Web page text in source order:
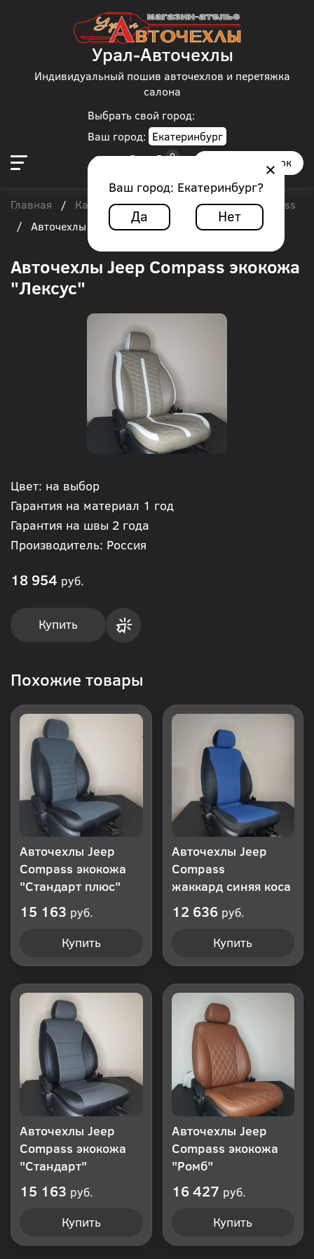
Выбрать свой город:
Ваш город: Екатеринбург
Ваш город: Екатеринбург?
Да Нет
Урал-Авточехлы
Индивидуальный пошив авточехлов и перетяжка
салона
Заказать звонок
Главная / Каталог чехлов / Jeep / Jeep Compass
/
Авточехлы Jeep Compass экокожа "Лексус"
Авточехлы Jeep Compass экокожа
"Лексус"
Цвет: на выбор
Гарантия на материал 1 год
Гарантия на швы 2 года
Производитель: Россия
18 954 руб.
Купить
Похожие товары
Авточехлы Jeep
Compass экокожа
"Стандарт плюс"
15 163 руб.
Купить
Авточехлы Jeep
Compass
жаккард синяя коса
12 636 руб.
Купить
Авточехлы Jeep
Compass экокожа
"Стандарт"
15 163 руб.
Купить
Авточехлы Jeep
Compass экокожа
"Ромб"
16 427 руб.
Купить